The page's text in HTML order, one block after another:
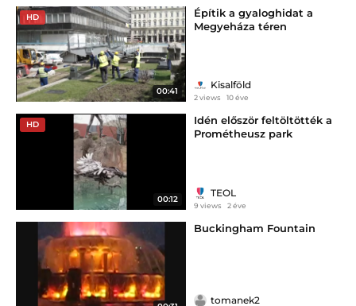
HD
00:41
Építik a gyaloghidat a
Megyeháza téren
Kisalföld
2 views 10 éve
HD
00:12
Idén először feltöltötték a
Prométheusz park
TEOL
9 views 2 éve
Buckingham Fountain
tomanek2